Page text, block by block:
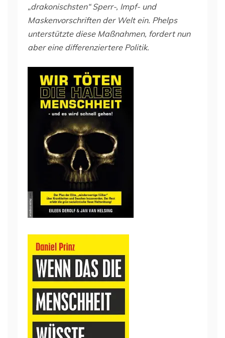
„drakonischsten“ Sperr-, Impf- und
Maskenvorschriften der Welt ein. Phelps
unterstützte diese Maßnahmen, fordert nun
aber eine differenziertere Politik.